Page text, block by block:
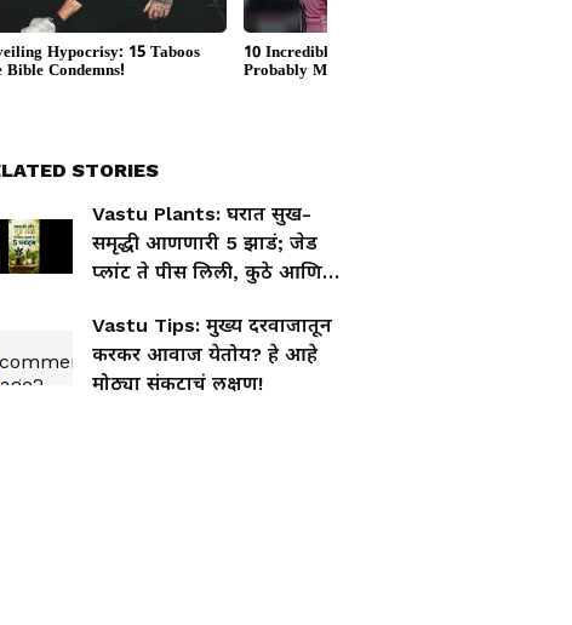
STORIES
Vastu Plants: घरात सुख-
समृद्धी आणणारी 5 झाडं; जेड
प्लांट ते पीस लिली, कुठे आणि
Vastu Tips: मुख्य दरवाजातून
करकर आवाज येतोय? हे आहे
मोठ्या संकटाचं लक्षण!